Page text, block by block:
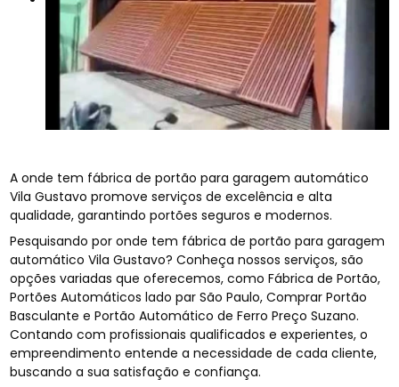
A onde tem fábrica de portão para garagem automático
Vila Gustavo promove serviços de excelência e alta
qualidade, garantindo portões seguros e modernos.
Pesquisando por onde tem fábrica de portão para garagem
automático Vila Gustavo? Conheça nossos serviços, são
opções variadas que oferecemos, como Fábrica de Portão,
Portões Automáticos lado par São Paulo, Comprar Portão
Basculante e Portão Automático de Ferro Preço Suzano.
Contando com profissionais qualificados e experientes, o
empreendimento entende a necessidade de cada cliente,
buscando a sua satisfação e confiança.